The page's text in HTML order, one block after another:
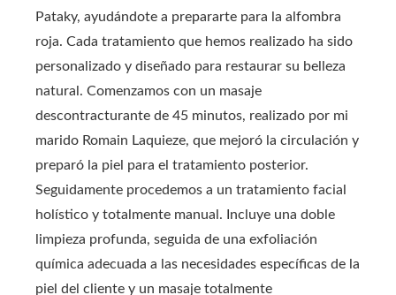
Pataky, ayudándote a prepararte para la alfombra
roja. Cada tratamiento que hemos realizado ha sido
personalizado y diseñado para restaurar su belleza
natural. Comenzamos con un masaje
descontracturante de 45 minutos, realizado por mi
marido Romain Laquieze, que mejoró la circulación y
preparó la piel para el tratamiento posterior.
Seguidamente procedemos a un tratamiento facial
holístico y totalmente manual. Incluye una doble
limpieza profunda, seguida de una exfoliación
química adecuada a las necesidades específicas de la
piel del cliente y un masaje totalmente